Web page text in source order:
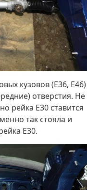
кузовов (Е36, Е46)
отверстия. Не
рейка Е30 ставится
так стояла и
Е30.